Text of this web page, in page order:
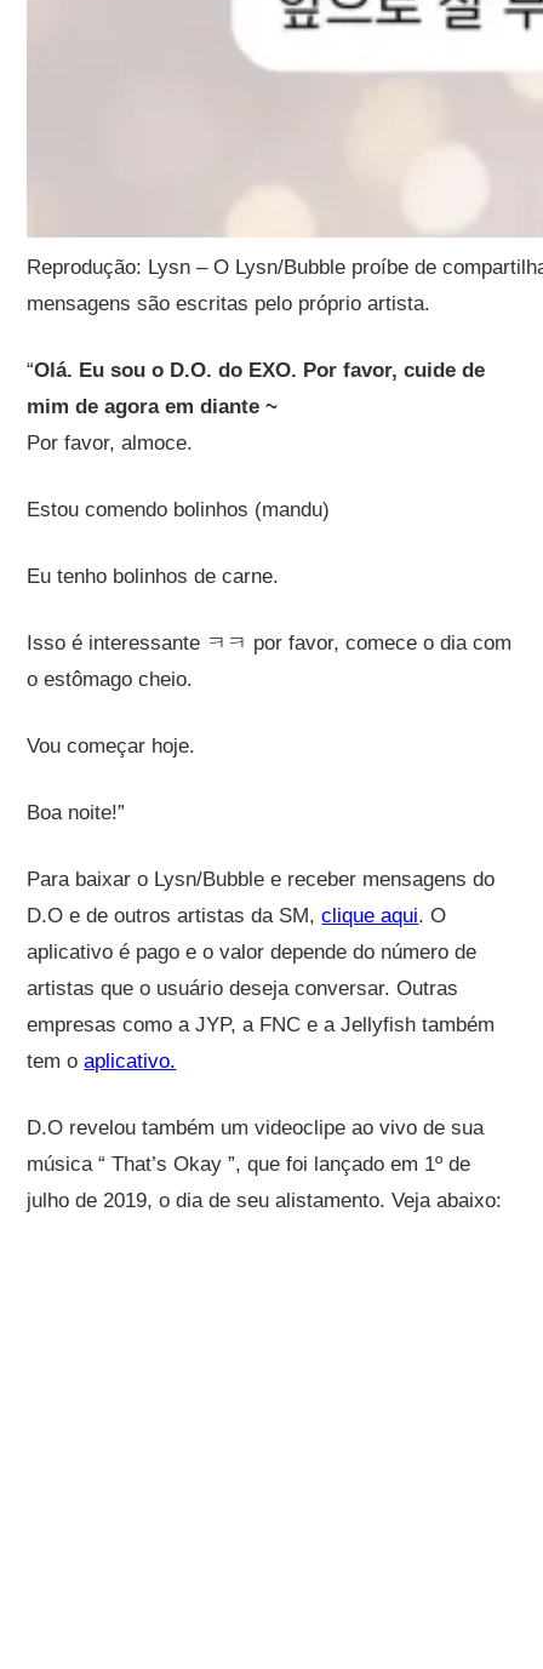
Reprodução: Lysn – O Lysn/Bubble proíbe de
mensagens são escritas pelo próprio artista.
“Olá. Eu sou o D.O. do EXO. Por favor, cuide de
mim de agora em diante ~
Por favor, almoce.
Estou comendo bolinhos (mandu)
Eu tenho bolinhos de carne.
Isso é interessante ㅋㅋ por favor, comece o dia com
o estômago cheio.
Vou começar hoje.
Boa noite!”
Para baixar o Lysn/Bubble e receber mensagens do
D.O e de outros artistas da SM,clique aqui. O
aplicativo é pago e o valor depende do número de
artistas que o usuário deseja conversar. Outras
empresas como a JYP, a FNC e a Jellyfish também
tem oaplicativo.
D.O revelou também um videoclipe ao vivo de sua
música “ That’s Okay ”, que foi lançado em 1º de
julho de 2019, o dia de seu alistamento. Veja abaixo: